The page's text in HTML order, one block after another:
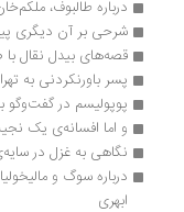
درباره طالبوف، ملکم‌خان و
شرحی بر آن دیگری پیروزی |
قصه‌های بیدل نقال با صدای
پسر باورنکردنی به تهران رسید
پوپولیسم در گفت‌وگو با
و اما افسانه‌ی یک
نگاهی به غزل در سایه‌ی